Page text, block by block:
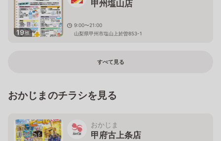
19枚
甲州塩山店
9:00〜21:00
山梨県甲州市塩山上於曽853-1
すべて見る
おかじまのチラシを見る
おかじま
甲府古上条店